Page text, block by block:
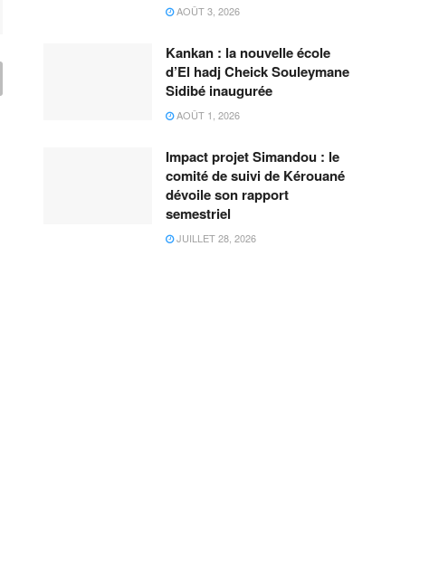
AOÛT 3, 2026
Kankan : la nouvelle école
d’El hadj Cheick Souleymane
Sidibé inaugurée
AOÛT 1, 2026
Impact projet Simandou : le
comité de suivi de Kérouané
dévoile son rapport
semestriel
JUILLET 28, 2026